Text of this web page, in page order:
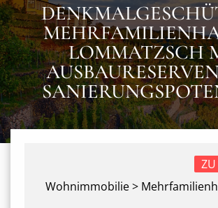
LOMMATZSCH
Wohnimmobilie >
ZU